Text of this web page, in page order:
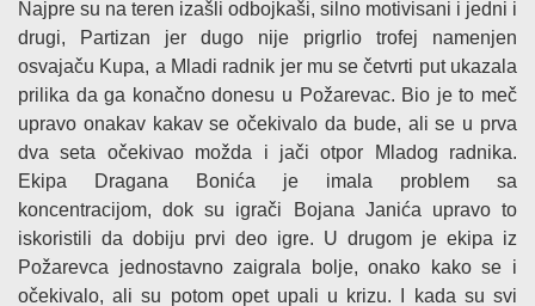
Najpre su na teren izašli odbojkaši, silno motivisani i jedni i
drugi, Partizan jer dugo nije prigrlio trofej namenjen
osvajaču Kupa, a Mladi radnik jer mu se četvrti put ukazala
prilika da ga konačno donesu u Požarevac. Bio je to meč
upravo onakav kakav se očekivalo da bude, ali se u prva
dva seta očekivao možda i jači otpor Mladog radnika.
Ekipa Dragana Bonića je imala problem sa
koncentracijom, dok su igrači Bojana Janića upravo to
iskoristili da dobiju prvi deo igre. U drugom je ekipa iz
Požarevca jednostavno zaigrala bolje, onako kako se i
očekivalo, ali su potom opet upali u krizu. I kada su svi